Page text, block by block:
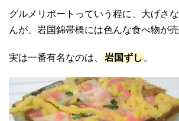
グルメリポートっていう程に、大げさ
んが、岩国錦帯橋には色んな食べ物が売
実は一番有名なのは、 岩国ずし 。